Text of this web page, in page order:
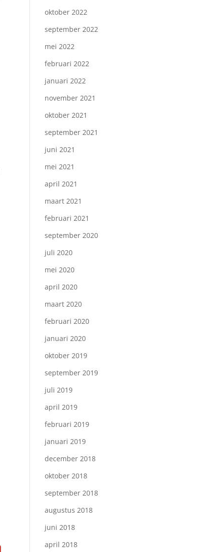
oktober 2022
september 2022
mei 2022
februari 2022
januari 2022
november 2021
oktober 2021
september 2021
juni 2021
mei 2021
april 2021
maart 2021
februari 2021
september 2020
juli 2020
mei 2020
april 2020
maart 2020
februari 2020
januari 2020
oktober 2019
september 2019
juli 2019
april 2019
februari 2019
januari 2019
december 2018
oktober 2018
september 2018
augustus 2018
juni 2018
april 2018